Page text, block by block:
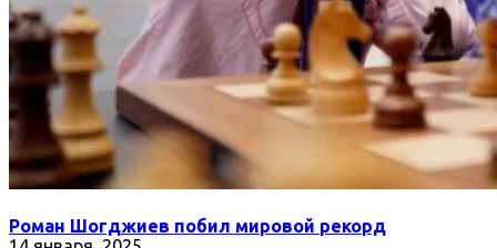
Роман Шогджиев побил мировой рекорд